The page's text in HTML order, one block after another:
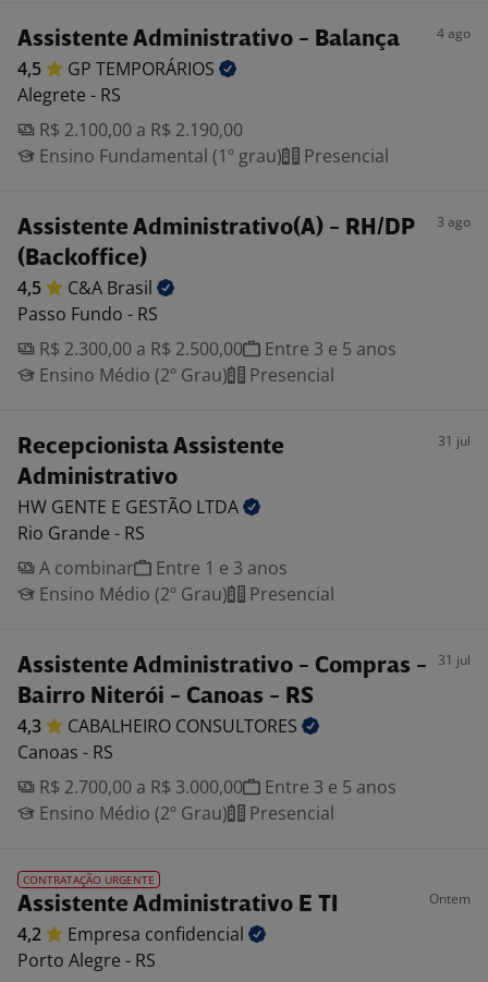
Assistente Administrativo - Balança 4 ago
4,5 GP TEMPORÁRIOS
Alegrete - RS
R$ 2.100,00 a R$ 2.190,00
Ensino Fundamental (1º grau)
Presencial
Assistente Administrativo(A) - RH/DP
(Backoffice)
3 ago
4,5 C&A Brasil
Passo Fundo - RS
R$ 2.300,00 a R$ 2.500,00
Entre 3 e 5 anos
Ensino Médio (2º Grau)
Presencial
Recepcionista Assistente
Administrativo
31 jul
HW GENTE E GESTÃO LTDA
Rio Grande - RS
A combinar
Entre 1 e 3 anos
Ensino Médio (2º Grau)
Presencial
Assistente Administrativo - Compras -
Bairro Niterói - Canoas - RS
31 jul
4,3 CABALHEIRO CONSULTORES
Canoas - RS
R$ 2.700,00 a R$ 3.000,00
Entre 3 e 5 anos
Ensino Médio (2º Grau)
Presencial
CONTRATAÇÃO URGENTE
Assistente Administrativo E TI Ontem
4,2 Empresa confidencial
Porto Alegre - RS